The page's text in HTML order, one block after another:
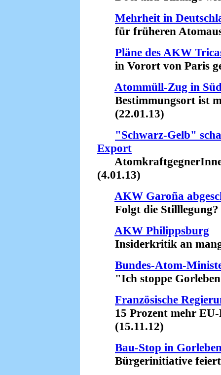
Mehrheit in
für früheren
Pläne des AKW
in Vorort von Paris
Atommüll-Zug in
Bestimmungsort ist
(22.01.13)
"Schwarz-Gelb"
Export
(4.01.13)
AKW Garoña
Folgt die Stilllegung?
AKW Philippsburg
Insiderkritik an
Bundes-Atom-
"Ich stoppe
Französische
15 Prozent mehr EU-
(15.11.12)
Bau-Stop in
Bürgerinitiative feiert